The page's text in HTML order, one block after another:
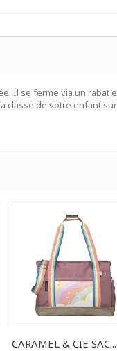
Il se ferme via un rabat
classe de votre enfant
CARAMEL & CIE SAC...